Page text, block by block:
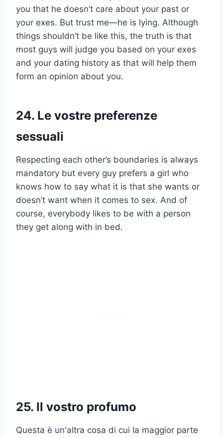
you that he doesn’t care about your past or
your exes. But trust me—he is lying. Although
things shouldn’t be like this, the truth is that
most guys will judge you based on your exes
and your dating history as that will help them
form an opinion about you.
24. Le vostre preferenze
sessuali
Respecting each other’s boundaries is always
mandatory but every guy prefers a girl who
knows how to say what it is that she wants or
doesn’t want when it comes to sex. And of
course, everybody likes to be with a person
they get along with in bed.
25. Il vostro profumo
Questa è un'altra cosa di cui la maggior parte